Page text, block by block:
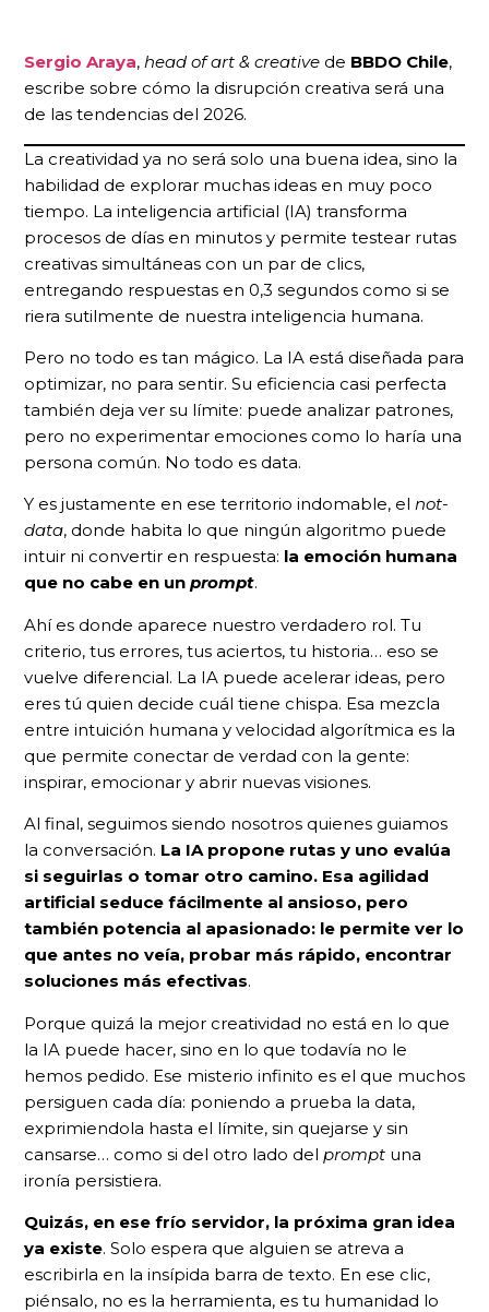
Sergio Araya, head of art & creative de BBDO Chile,
escribe sobre cómo la disrupción creativa será una
de las tendencias del 2026.
La creatividad ya no será solo una buena idea, sino la
habilidad de explorar muchas ideas en muy poco
tiempo. La inteligencia artificial (IA) transforma
procesos de días en minutos y permite testear rutas
creativas simultáneas con un par de clics,
entregando respuestas en 0,3 segundos como si se
riera sutilmente de nuestra inteligencia humana.
Pero no todo es tan mágico. La IA está diseñada para
optimizar, no para sentir. Su eficiencia casi perfecta
también deja ver su límite: puede analizar patrones,
pero no experimentar emociones como lo haría una
persona común. No todo es data.
Y es justamente en ese territorio indomable, el not-
data, donde habita lo que ningún algoritmo puede
intuir ni convertir en respuesta: la emoción humana
que no cabe en un prompt.
Ahí es donde aparece nuestro verdadero rol. Tu
criterio, tus errores, tus aciertos, tu historia… eso se
vuelve diferencial. La IA puede acelerar ideas, pero
eres tú quien decide cuál tiene chispa. Esa mezcla
entre intuición humana y velocidad algorítmica es la
que permite conectar de verdad con la gente:
inspirar, emocionar y abrir nuevas visiones.
Al final, seguimos siendo nosotros quienes guiamos
la conversación. La IA propone rutas y uno evalúa
si seguirlas o tomar otro camino. Esa agilidad
artificial seduce fácilmente al ansioso, pero
también potencia al apasionado: le permite ver lo
que antes no veía, probar más rápido, encontrar
soluciones más efectivas.
Porque quizá la mejor creatividad no está en lo que
la IA puede hacer, sino en lo que todavía no le
hemos pedido. Ese misterio infinito es el que muchos
persiguen cada día: poniendo a prueba la data,
exprimiendola hasta el límite, sin quejarse y sin
cansarse… como si del otro lado del prompt una
ironía persistiera.
Quizás, en ese frío servidor, la próxima gran idea
ya existe. Solo espera que alguien se atreva a
escribirla en la insípida barra de texto. En ese clic,
piénsalo, no es la herramienta, es tu humanidad lo